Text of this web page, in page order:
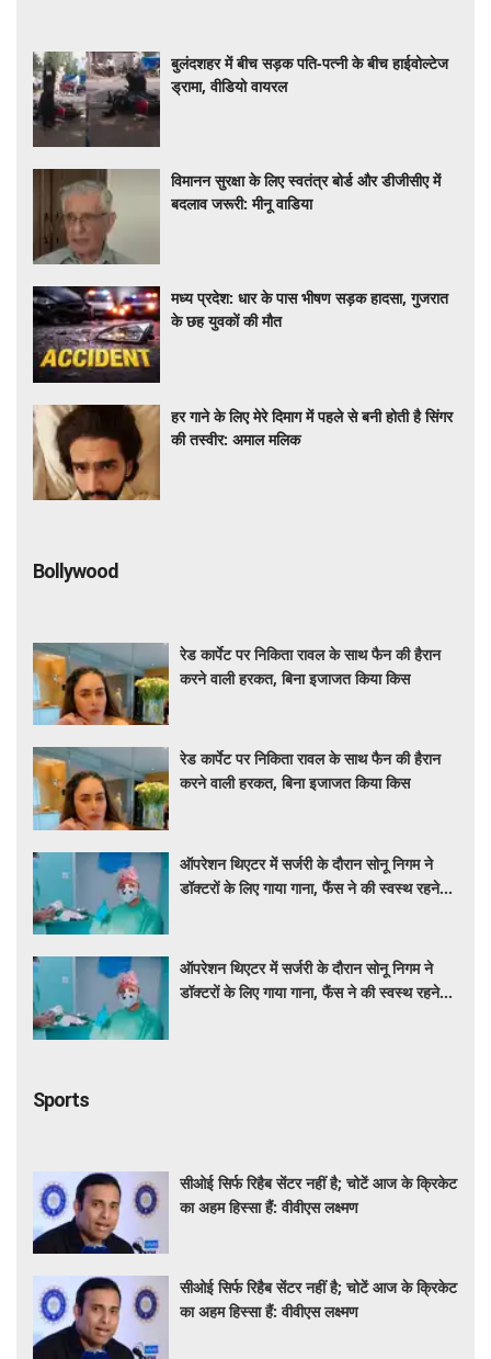
बुलंदशहर में बीच सड़क पति-पत्नी के बीच हाईवोल्टेज
ड्रामा, वीडियो वायरल
विमानन सुरक्षा के लिए स्वतंत्र बोर्ड और डीजीसीए में
बदलाव जरूरी: मीनू वाडिया
मध्य प्रदेश: धार के पास भीषण सड़क हादसा, गुजरात
के छह युवकों की मौत
हर गाने के लिए मेरे दिमाग में पहले से बनी होती है सिंगर
की तस्वीर: अमाल मलिक
Bollywood
रेड कार्पेट पर निकिता रावल के साथ फैन की हैरान
करने वाली हरकत, बिना इजाजत किया किस
रेड कार्पेट पर निकिता रावल के साथ फैन की हैरान
करने वाली हरकत, बिना इजाजत किया किस
ऑपरेशन थिएटर में सर्जरी के दौरान सोनू निगम ने
डॉक्टरों के लिए गाया गाना, फैंस ने की स्वस्थ रहने
ऑपरेशन थिएटर में सर्जरी के दौरान सोनू निगम ने
डॉक्टरों के लिए गाया गाना, फैंस ने की स्वस्थ रहने
Sports
सीओई सिर्फ रिहैब सेंटर नहीं है; चोटें आज के क्रिकेट
का अहम हिस्सा हैं: वीवीएस लक्ष्मण
सीओई सिर्फ रिहैब सेंटर नहीं है; चोटें आज के क्रिकेट
का अहम हिस्सा हैं: वीवीएस लक्ष्मण